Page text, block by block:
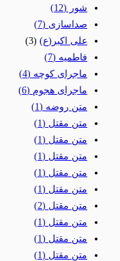
شور (12)
صداسازی (7)
علی اکبر(ع) (3)
فاطمیه (7)
ماجرای کوچه (4)
ماجرای هجوم (6)
متن روضه (1)
متن مقتل (1)
متن مقتل (1)
متن مقتل (1)
متن مقتل (1)
متن مقتل (1)
متن مقتل (2)
متن مقتل (1)
متن مقتل (1)
متن مقتل (1)